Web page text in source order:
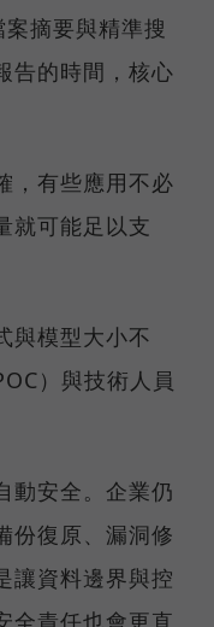
摘要與精準搜
告的時間，核心
，有些應用不必
就可能足以支
與模型大小不
）與技術人員
動安全。企業仍
份復原、漏洞修
讓資料邊界與控
全責任也會更直